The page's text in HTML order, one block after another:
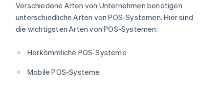
Verschiedene Arten von Unternehmen benötigen
unterschiedliche Arten von POS-Systemen. Hier sind
die wichtigsten Arten von POS-Systemen:
Herkömmliche POS-Systeme
Mobile POS-Systeme